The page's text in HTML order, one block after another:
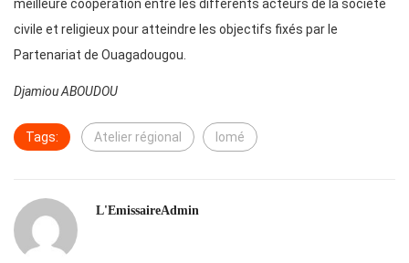
meilleure coopération entre les différents acteurs de la société
civile et religieux pour atteindre les objectifs fixés par le
Partenariat de Ouagadougou.
Djamiou ABOUDOU
Tags: Atelier régional lomé
L'EmissaireAdmin